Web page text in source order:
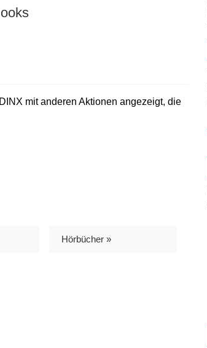
mit anderen Aktionen angezeigt, die
Hörbücher »